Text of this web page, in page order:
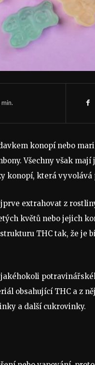
min.
konopí nebo
Všechny však
konopí, která vyvolává
extrahovat z
květů nebo jejich
THC tak, že je
obsahující THC a z
a další cukrovinky.